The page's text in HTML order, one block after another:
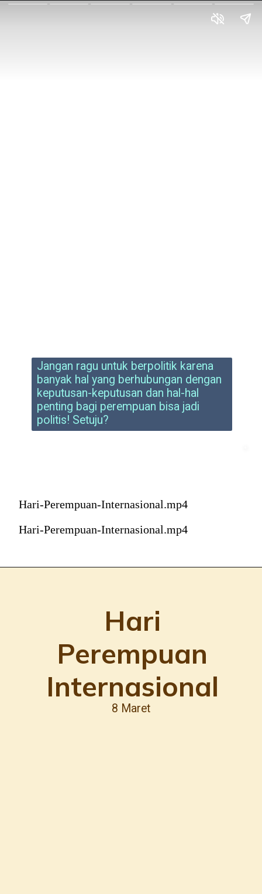
Jangan ragu untuk berpolitik karena
banyak hal yang berhubungan dengan
keputusan-keputusan dan hal-hal
penting bagi perempuan bisa jadi
politis! Setuju?
Hari-Perempuan-Internasional.mp4
Hari-Perempuan-Internasional.mp4
Hari
Perempuan
Internasional
8 Maret